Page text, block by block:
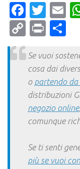
CopyPrint
Se vuoi
cosa dai
o partendo da
distribuzioni
negozio online
comunque
Se ti senti
più se vuoi